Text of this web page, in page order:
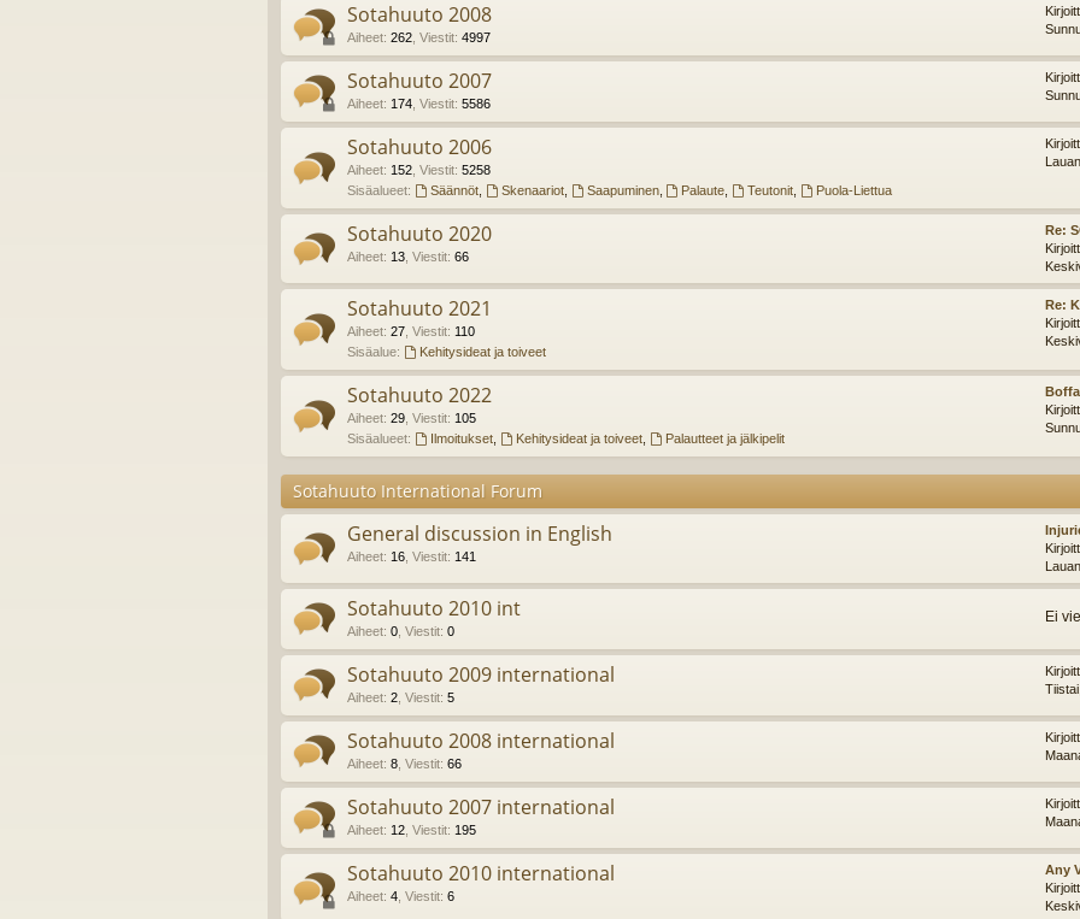
Sotahuuto 2008
Aiheet: 262 Viestit: 4997
Sotahuuto 2007
Aiheet: 174 Viestit: 5586
Sotahuuto 2006
Aiheet: 152 Viestit: 5258
Sisäalueet:
Säännöt, Skenaariot, Saapuminen, Palaute Teutonit Puola-Liettua
Sotahuuto 2020
Aiheet: 13 Viestit: 66
Re:
Sotahuuto 2021
Aiheet: 27 Viestit: 110
Sisäalue:
Kehitysideat ja toiveet
Re:
Sotahuuto 2022
Aiheet: 29 Viestit: 105
Sisäalueet:
Ilmoitukset, Kehitysideat ja toiveet, Palautteet ja jälkipelit
Sotahuuto International Forum
General discussion in English
Aiheet: 16 Viestit: 141
Sotahuuto 2010 int
Aiheet: 0 Viestit: 0
Ei
Sotahuuto 2009 international
Aiheet: 2 Viestit: 5
Sotahuuto 2008 international
Aiheet: 8 Viestit: 66
Sotahuuto 2007 international
Aiheet: 12 Viestit: 195
Sotahuuto 2010 international
Aiheet: 4 Viestit: 6
Any